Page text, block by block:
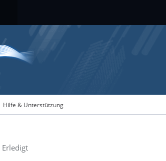
Hilfe & Unterstützung
Erledigt